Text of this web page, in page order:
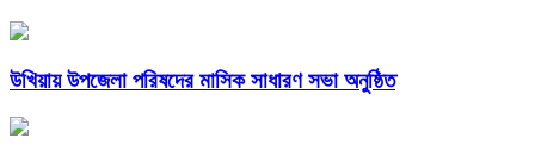
উখিয়ায় উপজেলা পরিষদের মাসিক সাধারণ সভা অনুষ্ঠিত